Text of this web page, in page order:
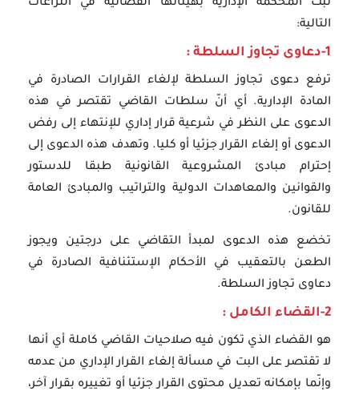
تبتّ المحكمة الإدارية بهيئاتها القضائية في النزاعات
التالية:
1-دعاوى تجاوز السلطة :
ترفع دعوى تجاوز السلطة لإلغاء القرارات الصادرة في
المادة الإدارية. أي أنّ سلطات القاضي تقتصر في هذه
الدعوى على النظر في شرعية قرار إداري للإنتهاء إلى رفض
الدعوى أو إلغاء القرار جزئيا أو كليا. وتهدف هذه الدعوى إلى
إحترام مبادئ المشروعية القانونية طبقا للدستور
والقوانين والمعاهدات الدولية والتراتيب والمبادئ العامة
للقانون.
تخضع هذه الدعوى لمبدأ التقاضي على درجتين ويجوز
الطعن بالتعقيب في الأحكام الإستئنافية الصادرة في
دعاوى تجاوز السلطة.
2-القضاء الكامل :
هو القضاء الذي تكون فيه صلاحيات القاضي كاملة أي أنها
لا تقتصر على البت في مسألة إلغاء القرار الإداري من عدمه
وإنّما بإمكانه تعديل محتوى القرار جزئيا أو تغييره بقرار آخر،